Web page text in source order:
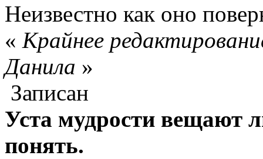
Неизвестно как оно
« Крайнее
Данила »
Записан
Уста мудрости вещают
понять.